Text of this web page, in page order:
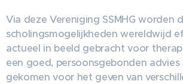
Via deze Vereniging SSMHG worden
scholingsmogelijkheden wereldwijd
actueel in beeld gebracht voor
een goed, persoonsgebonden
gekomen voor het geven van